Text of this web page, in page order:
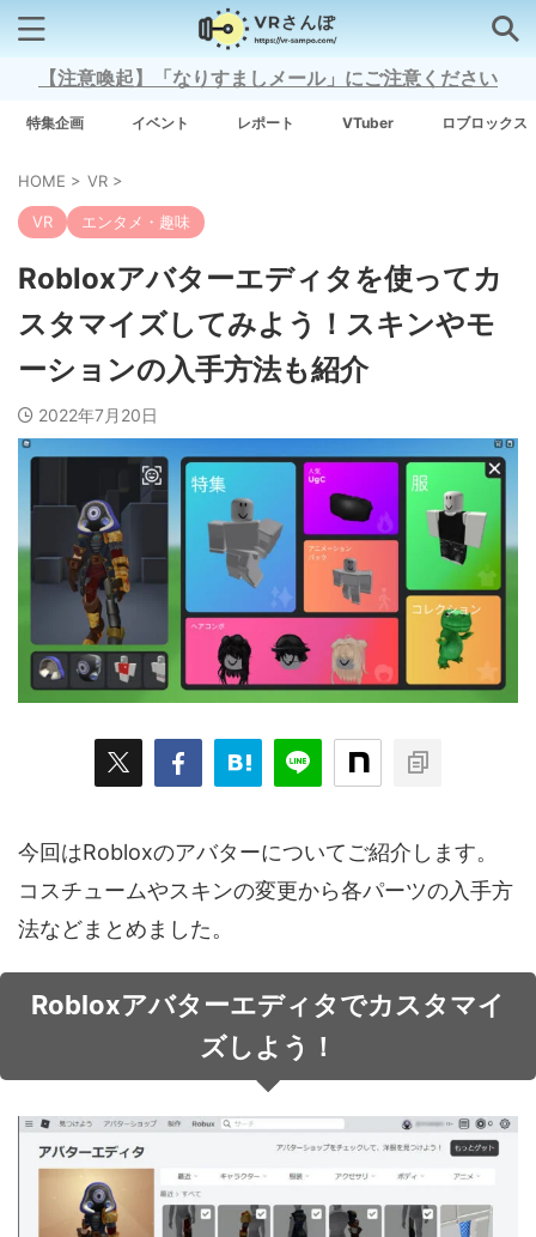
検索はコチラから
Grow A Garden（庭を成長させる）
ARKit BitStar（ぶいらいぶ） CG(2D/3D) esports
Fortnite HoloModels Music NEWS
PR/提供 Roblox Steam TGS
にじさんじ アウトドア アニメ アプリ
アミューズメント イベント オーディション
グルメ ゲーム コスプレ スポーツ
ソーシャルVR デジモノ バーチャルYouTuber
仮想通貨/NFT 季節 映画 東京 東雲めぐ
特集企画
【注意喚起】「なりすましメール」にご注意ください
特集企画 イベント レポート VTuber ロブロックス
HOME > VR >
VR エンタメ・趣味
Robloxアバターエディタを使ってカ
スタマイズしてみよう！スキンやモ
ーションの入手方法も紹介
2022年7月20日
今回はRobloxのアバターについてご紹介します。
コスチュームやスキンの変更から各パーツの入手方
法などまとめました。
Robloxアバターエディタでカスタマイ
ズしよう！